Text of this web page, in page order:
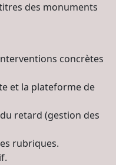
des monuments
concrètes
et la plateforme de
retard (gestion des
rubriques.